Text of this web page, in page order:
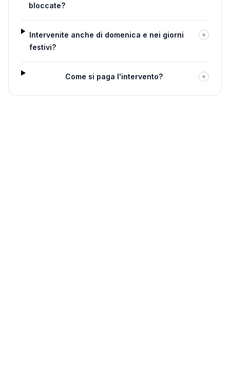
bloccate?
Intervenite anche di domenica e nei giorni
festivi?
Come si paga l'intervento?